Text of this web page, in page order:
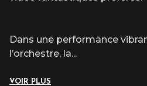
Dans une performance
l’orchestre, la...
VOIR PLUS